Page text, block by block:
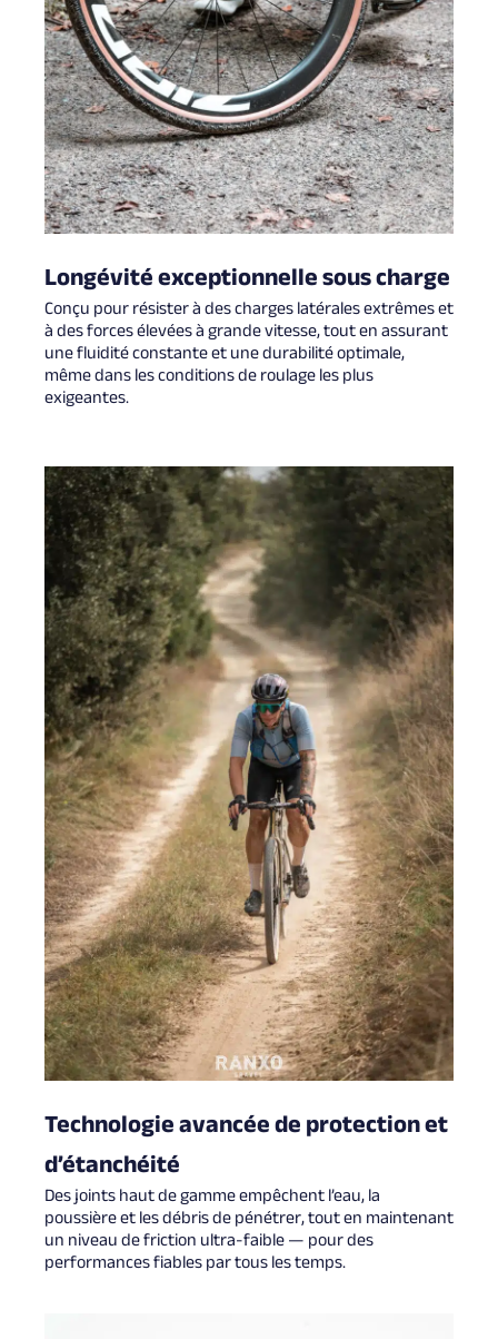
Longévité exceptionnelle sous charge
Conçu pour résister à des charges latérales extrêmes et
à des forces élevées à grande vitesse, tout en assurant
une fluidité constante et une durabilité optimale,
même dans les conditions de roulage les plus
exigeantes.
Technologie avancée de protection et
d’étanchéité
Des joints haut de gamme empêchent l’eau, la
poussière et les débris de pénétrer, tout en maintenant
un niveau de friction ultra-faible — pour des
performances fiables par tous les temps.